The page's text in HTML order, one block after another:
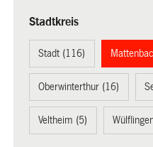
Stadtkreis
Stadt (116)
Oberwinterthur (16)
Veltheim (5)